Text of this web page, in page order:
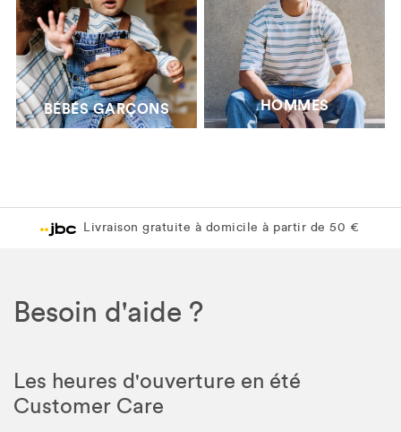
BÉBÉS GARÇONS HOMMES
Livraison gratuite à domicile à partir de 50 €
Besoin d'aide ?
Les heures d'ouverture en été
Customer Care